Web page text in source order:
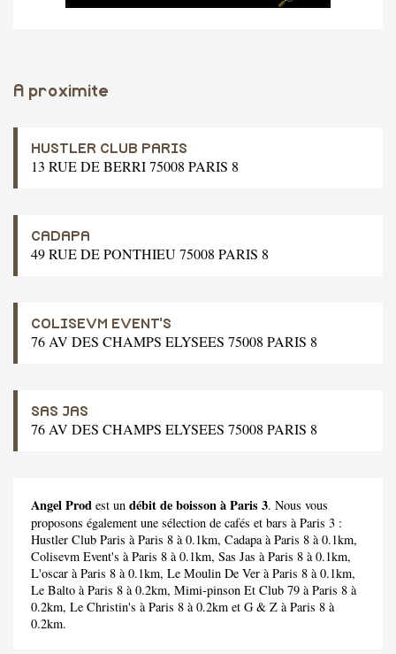
A proximite
HUSTLER CLUB PARIS
13 RUE DE BERRI 75008 PARIS 8
CADAPA
49 RUE DE PONTHIEU 75008 PARIS 8
COLISEVM EVENT'S
76 AV DES CHAMPS ELYSEES 75008 PARIS 8
SAS JAS
76 AV DES CHAMPS ELYSEES 75008 PARIS 8
Angel Prod est un débit de boisson à Paris 3. Nous vous
proposons également une sélection de cafés et bars à Paris 3 :
Hustler Club Paris à Paris 8 à 0.1km, Cadapaà Paris 8 à 0.1km,
Colisevm Event's à Paris 8 à 0.1km, Sas Jas à Paris 8 à 0.1km,
L'oscar à Paris 8 à 0.1km, Le Moulin De Ver à Paris 8 à 0.1km,
Le Balto à Paris 8 à 0.2km, Mimi-pinson Et Club 79 à Paris 8 à
0.2km, Le Christin's à Paris 8 à 0.2km et G & Z à Paris 8 à
0.2km.